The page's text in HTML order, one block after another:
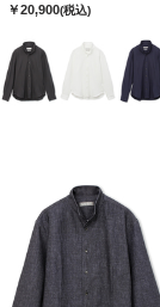
￥20,900(税込)